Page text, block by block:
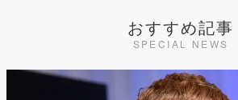
おすすめ記事
SPECIAL NEWS